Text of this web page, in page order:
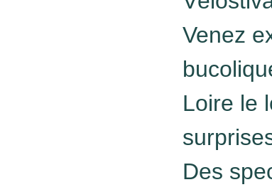
Venez
Loire le
Des